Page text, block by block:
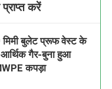
करें
बुलेट प्रूफ वेस्ट के
गैर-बुना हुआ
कपड़ा